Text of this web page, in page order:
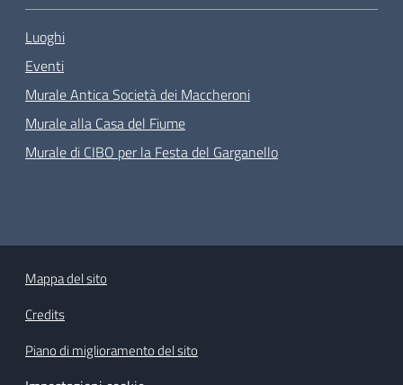
Luoghi
Eventi
Murale Antica Società dei Maccheroni
Murale alla Casa del Fiume
Murale di CIBO per la Festa del Garganello
Mappa del sito
Credits
Piano di miglioramento del sito